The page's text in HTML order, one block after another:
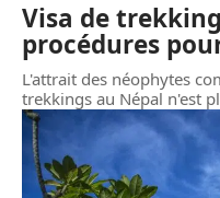
Visa de
procédures
L'attrait des néophytes
trekkings au Népal n'est